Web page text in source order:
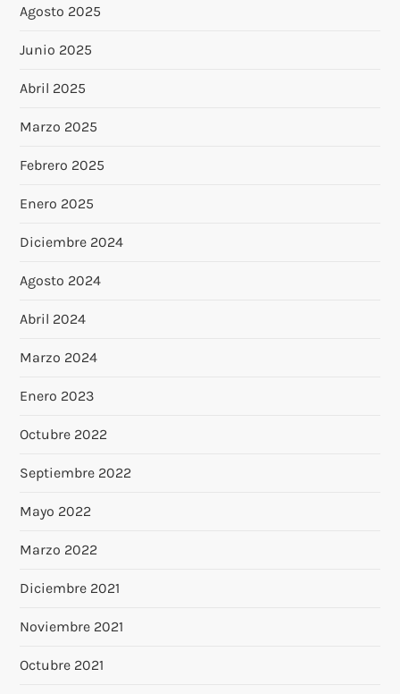
Agosto 2025
Junio 2025
Abril 2025
Marzo 2025
Febrero 2025
Enero 2025
Diciembre 2024
Agosto 2024
Abril 2024
Marzo 2024
Enero 2023
Octubre 2022
Septiembre 2022
Mayo 2022
Marzo 2022
Diciembre 2021
Noviembre 2021
Octubre 2021